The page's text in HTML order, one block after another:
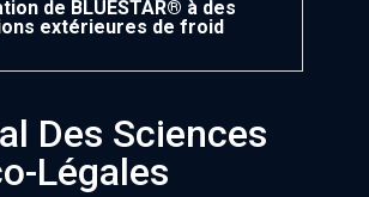
de BLUESTAR®️ à des
extérieures de froid
Des Sciences
Légales